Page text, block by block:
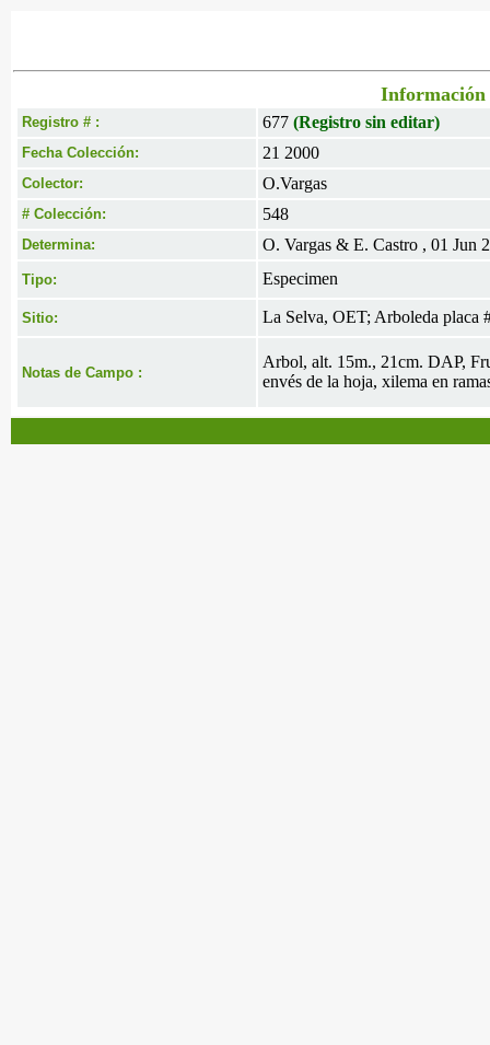
Información
Registro # : 677 (Registro sin editar)
Fecha Colección: 21 2000
Colector: O.Vargas
# Colección: 548
Determina: O. Vargas & E. Castro , 01 Jun
Tipo: Especimen
Sitio: La Selva, OET; Arboleda placa
Notas de Campo :
Arbol, alt. 15m., 21cm. DAP,
envés de la hoja, xilema en